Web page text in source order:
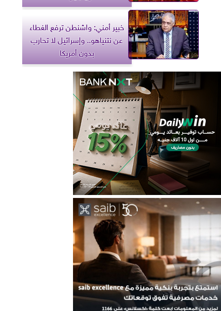
خبير أمني: واشنطن ترفع الغطاء
عن نتنياهو.. وإسرائيل لا تحارب
بدون أمريكا